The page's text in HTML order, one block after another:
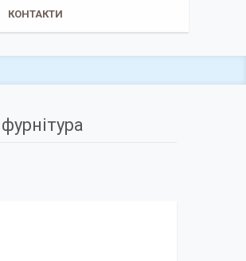
КОНТАКТИ